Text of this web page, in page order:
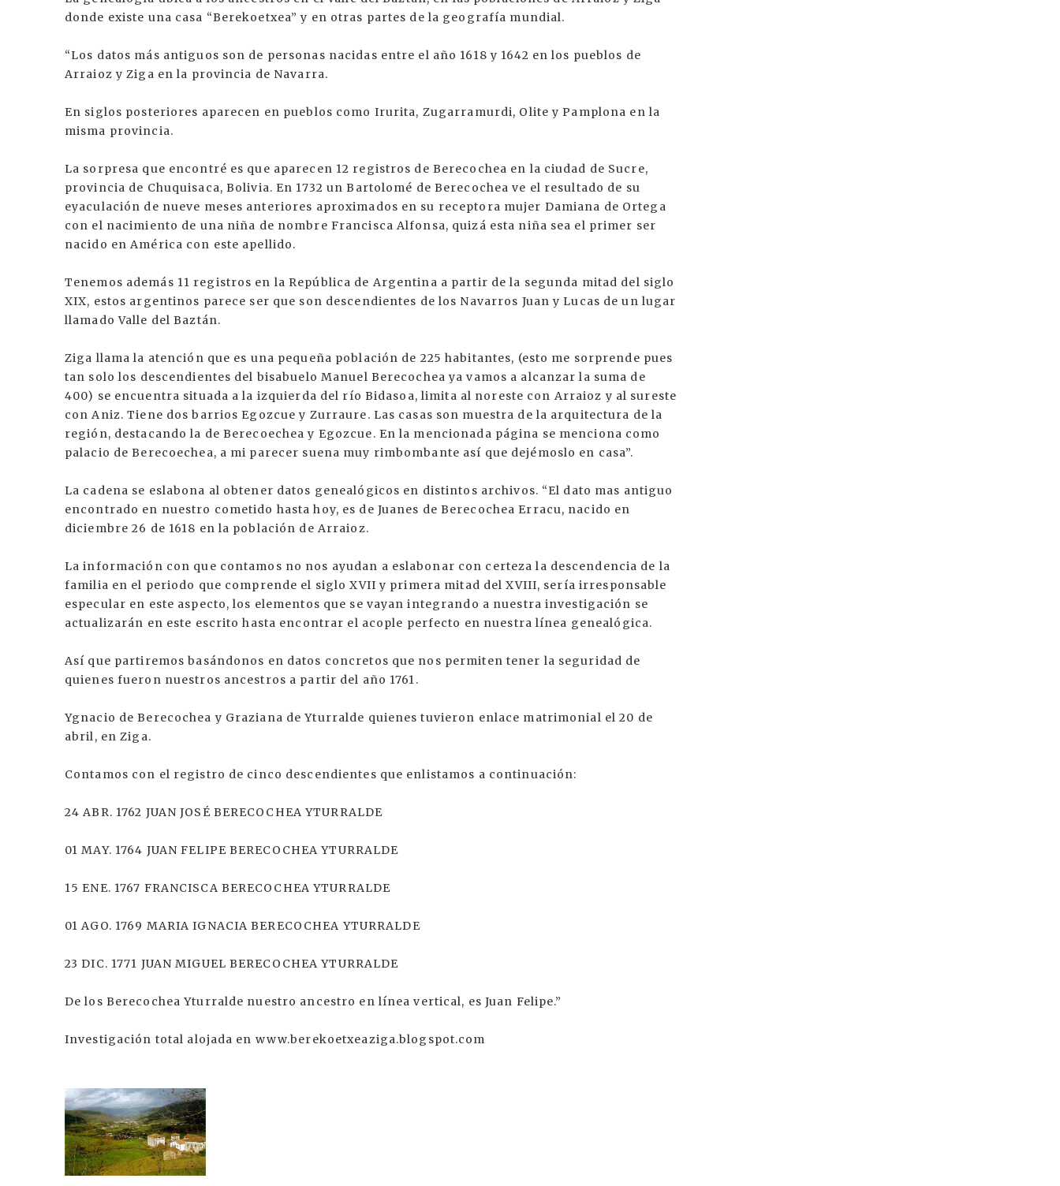
donde existe una casa “Berekoetxea” y en otras partes de la geografía mundial.
“Los datos más antiguos son de personas nacidas entre el año 1618 y 1642 en los pueblos de
Arraioz y Ziga en la provincia de Navarra.
En siglos posteriores aparecen en pueblos como Irurita, Zugarramurdi, Olite y Pamplona en la
misma provincia.
La sorpresa que encontré es que aparecen 12 registros de Berecochea en la ciudad de Sucre,
provincia de Chuquisaca, Bolivia. En 1732 un Bartolomé de Berecochea ve el resultado de su
eyaculación de nueve meses anteriores aproximados en su receptora mujer Damiana de Ortega
con el nacimiento de una niña de nombre Francisca Alfonsa, quizá esta niña sea el primer ser
nacido en América con este apellido.
Tenemos además 11 registros en la República de Argentina a partir de la segunda mitad del siglo
XIX, estos argentinos parece ser que son descendientes de los Navarros Juan y Lucas de un lugar
llamado Valle del Baztán.
Ziga llama la atención que es una pequeña población de 225 habitantes, (esto me sorprende pues
tan solo los descendientes del bisabuelo Manuel Berecochea ya vamos a alcanzar la suma de
400) se encuentra situada a la izquierda del río Bidasoa, limita al noreste con Arraioz y al sureste
con Aniz. Tiene dos barrios Egozcue y Zurraure. Las casas son muestra de la arquitectura de la
región, destacando la de Berecoechea y Egozcue. En la mencionada página se menciona como
palacio de Berecoechea, a mi parecer suena muy rimbombante así que dejémoslo en casa”.
La cadena se eslabona al obtener datos genealógicos en distintos archivos. “El dato mas antiguo
encontrado en nuestro cometido hasta hoy, es de Juanes de Berecochea Erracu, nacido en
diciembre 26 de 1618 en la población de Arraioz.
La información con que contamos no nos ayudan a eslabonar con certeza la descendencia de la
familia en el periodo que comprende el siglo XVII y primera mitad del XVIII, sería irresponsable
especular en este aspecto, los elementos que se vayan integrando a nuestra investigación se
actualizarán en este escrito hasta encontrar el acople perfecto en nuestra línea genealógica.
Así que partiremos basándonos en datos concretos que nos permiten tener la seguridad de
quienes fueron nuestros ancestros a partir del año 1761.
Ygnacio de Berecochea y Graziana de Yturralde quienes tuvieron enlace matrimonial el 20 de
abril, en Ziga.
Contamos con el registro de cinco descendientes que enlistamos a continuación:
24 ABR. 1762 JUAN JOSÉ BERECOCHEA YTURRALDE
01 MAY. 1764 JUAN FELIPE BERECOCHEA YTURRALDE
15 ENE. 1767 FRANCISCA BERECOCHEA YTURRALDE
01 AGO. 1769 MARIA IGNACIA BERECOCHEA YTURRALDE
23 DIC. 1771 JUAN MIGUEL BERECOCHEA YTURRALDE
De los Berecochea Yturralde nuestro ancestro en línea vertical, es Juan Felipe.”
Investigación total alojada en www.berekoetxeaziga.blogspot.com